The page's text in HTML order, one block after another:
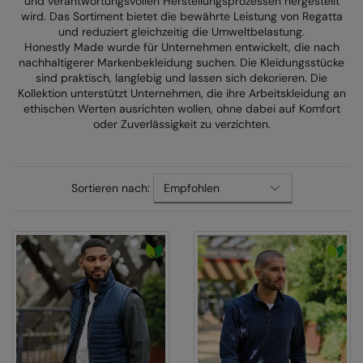
AWDis Just Polo's
AWDis So Denim
AWDis Just T's
B&C Collection
Bella+Canvas
Build Your Brand
Build Your Brand Basic
Build Your Brandit
Callaway
Beechfield
Build Your Brand
Craghoppers
Flexfit By Yupoong
Kariban
KiMood
Larkwood
Nike
Nimbus
Resolute Ink
The Magic Touch
Transfers
Xpres
wird. Das Sortiment bietet die bewährte Leistung von Regatta
und reduziert gleichzeitig die Umweltbelastung.
Honestly Made wurde für Unternehmen entwickelt, die nach
nachhaltigerer Markenbekleidung suchen. Die Kleidungsstücke
sind praktisch, langlebig und lassen sich dekorieren. Die
Kollektion unterstützt Unternehmen, die ihre Arbeitskleidung an
ethischen Werten ausrichten wollen, ohne dabei auf Komfort
oder Zuverlässigkeit zu verzichten.
Sortieren nach: